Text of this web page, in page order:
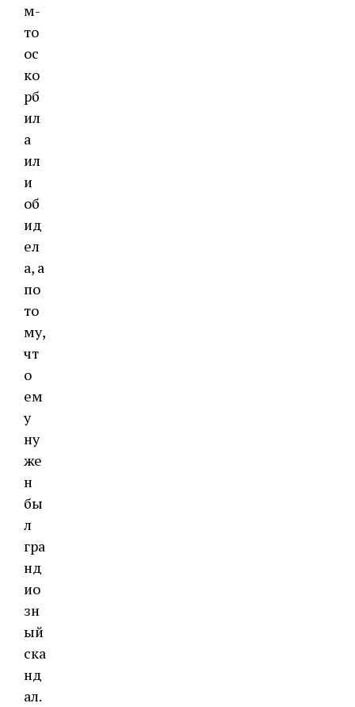
м-
то
ос
ко
рб
ил
а
ил
и
об
ид
ел
а, а
по
то
му,
чт
о
ем
у
ну
же
н
бы
л
гра
нд
ио
зн
ый
ска
нд
ал.